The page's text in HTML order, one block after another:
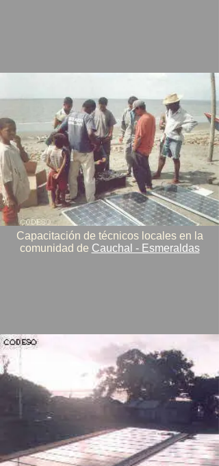
Capacitación de técnicos locales en la
comunidad de Cauchal - Esmeraldas